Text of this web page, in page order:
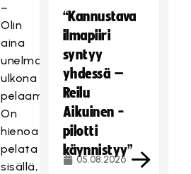
–
Olin
aina
unelmoinut
ulkona
pelaamisesta.
On
hienoa
pelata
sisällä,
“Kannustava
ilmapiiri
syntyy
yhdessä –
Reilu
Aikuinen -
pilotti
käynnistyy”
05.08.2026